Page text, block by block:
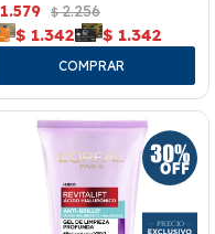
1.579 $ 2.256
$ 1.342 $ 1.342